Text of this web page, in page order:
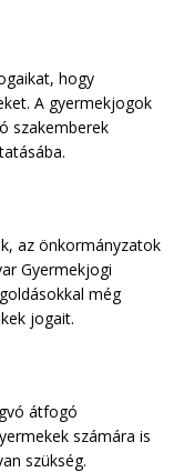
hogy
A gyermekjogok
szakemberek
az önkormányzatok
Gyermekjogi
még
jogait.
átfogó
számára is
szükség.